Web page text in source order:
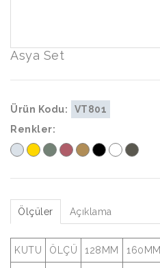
Asya Set
Ürün Kodu:
VT801
Renkler:
Ölçüler Açıklama
KUTU ÖLÇÜ 128MM 160MM